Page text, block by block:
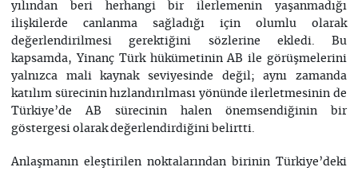
yılından beri herhangi bir ilerlemenin yaşanmadığı
ilişkilerde canlanma sağladığı için olumlu olarak
değerlendirilmesi gerektiğini sözlerine ekledi. Bu
kapsamda, Yinanç Türk hükümetinin AB ile görüşmelerini
yalnızca mali kaynak seviyesinde değil; aynı zamanda
katılım sürecinin hızlandırılması yönünde ilerletmesinin de
Türkiye’de AB sürecinin halen önemsendiğinin bir
göstergesi olarak değerlendirdiğini belirtti.
Anlaşmanın eleştirilen noktalarından birinin Türkiye’deki